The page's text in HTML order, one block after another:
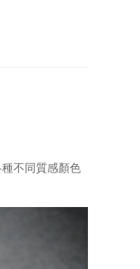
不同質感顏色